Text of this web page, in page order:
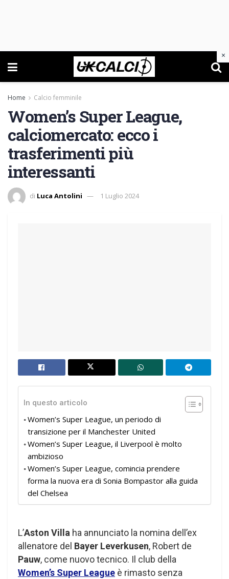
Home Calcio femminile
Women’s Super League,
calciomercato: ecco i
trasferimenti più
interessanti
di Luca Antolini 1 Luglio 2024
In questo articolo
Women’s Super League, un periodo di
transizione per il Manchester United
Women’s Super League, il Liverpool è molto
ambizioso
Women’s Super League, comincia prendere
forma la nuova era di Sonia Bompastor alla guida
del Chelsea
L’Aston Villa ha annunciato la nomina dell’ex
allenatore del Bayer Leverkusen, Robert de
Pauw, come nuovo tecnico. Il club della
Women’s Super League è rimasto senza
×